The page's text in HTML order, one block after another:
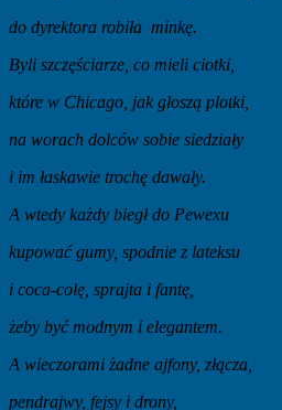
do dyrektora robiła minkę.
Byli szczęściarze, co mieli ciotki,
które w Chicago, jak głoszą plotki,
na worach dolców sobie siedziały
i im łaskawie trochę dawały.
A wtedy każdy biegł do Pewexu
kupować gumy, spodnie z lateksu
i coca-colę, sprajta i fantę,
żeby być modnym i elegantem.
A wieczorami żadne ajfony, złącza,
pendrajwy, fejsy i drony,